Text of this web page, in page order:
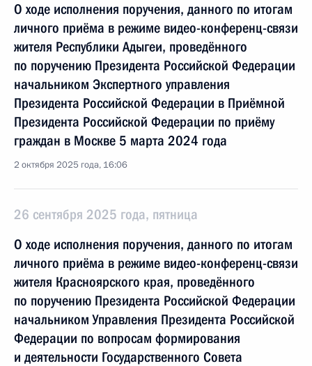
О ходе исполнения поручения, данного по итогам
личного приёма в режиме видео-конференц-связи
жителя Республики Адыгеи, проведённого
по поручению Президента Российской Федерации
начальником Экспертного управления
Президента Российской Федерации в Приёмной
Президента Российской Федерации по приёму
граждан в Москве 5 марта 2024 года
2 октября 2025 года, 16:06
26 сентября 2025 года, пятница
О ходе исполнения поручения, данного по итогам
личного приёма в режиме видео-конференц-связи
жителя Красноярского края, проведённого
по поручению Президента Российской Федерации
начальником Управления Президента Российской
Федерации по вопросам формирования
и деятельности Государственного Совета